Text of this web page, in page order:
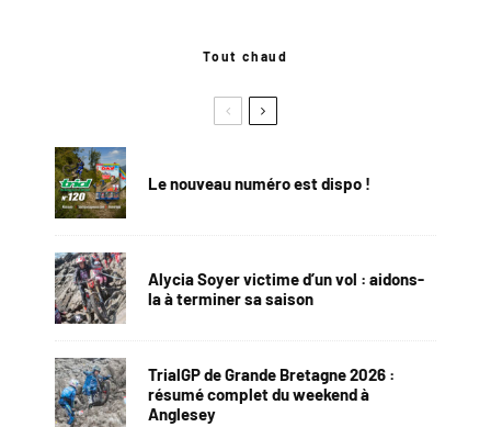
Tout chaud
Le nouveau numéro est dispo !
Alycia Soyer victime d’un vol : aidons-
la à terminer sa saison
TrialGP de Grande Bretagne 2026 :
résumé complet du weekend à
Anglesey